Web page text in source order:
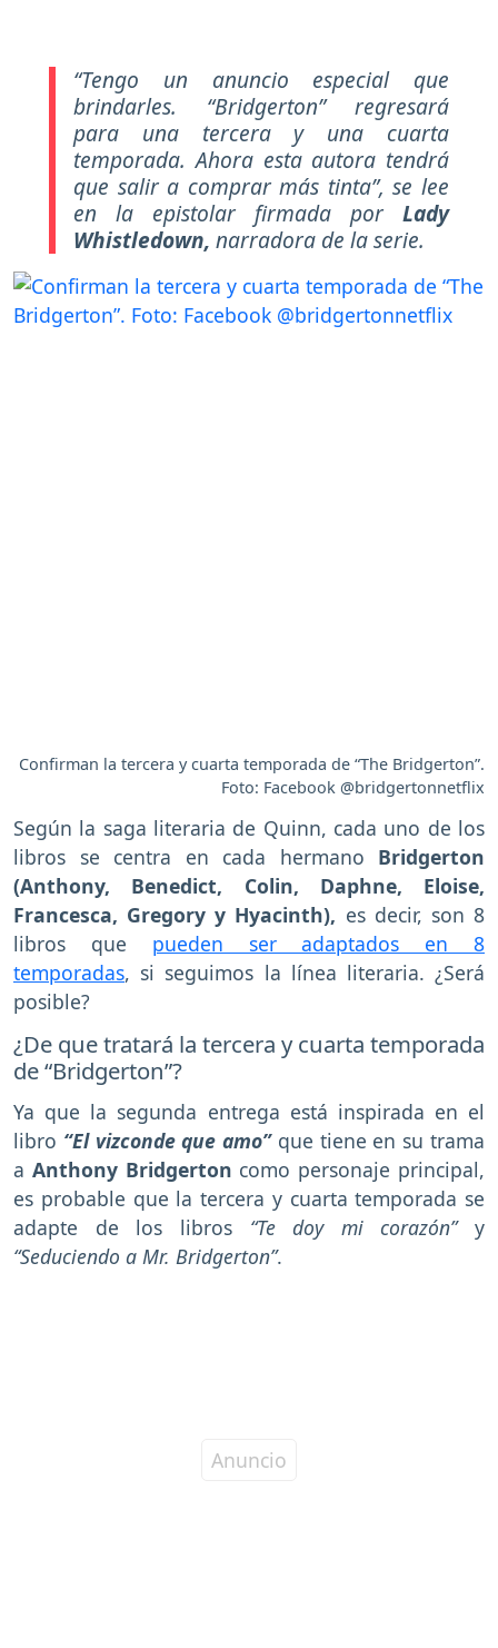
“Tengo un anuncio especial que
brindarles. “Bridgerton” regresará
para una tercera y una cuarta
temporada. Ahora esta autora tendrá
que salir a comprar más tinta”, se lee
en la epistolar firmada por Lady
Whistledown, narradora de la serie.
Confirman la tercera y cuarta temporada de “The Bridgerton”.
Foto: Facebook @bridgertonnetflix
Según la saga literaria de Quinn, cada uno de los
libros se centra en cada hermano Bridgerton
(Anthony, Benedict, Colin, Daphne, Eloise,
Francesca, Gregory y Hyacinth), es decir, son 8
libros que pueden ser adaptados en 8
temporadas, si seguimos la línea literaria. ¿Será
posible?
¿De que tratará la tercera y cuarta temporada
de “Bridgerton”?
Ya que la segunda entrega está inspirada en el
libro “El vizconde que amo” que tiene en su trama
a Anthony Bridgerton como personaje principal,
es probable que la tercera y cuarta temporada se
adapte de los libros “Te doy mi corazón”y
“Seduciendo a Mr. Bridgerton”.